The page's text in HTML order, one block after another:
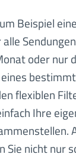
Beispiel
oder nur
flexiblen
Ihre
Sie nicht nur